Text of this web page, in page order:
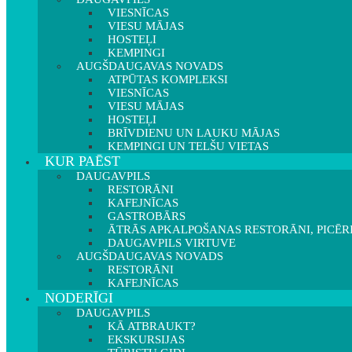
VIESNĪCAS
VIESU MĀJAS
HOSTEĻI
KEMPINGI
AUGŠDAUGAVAS NOVADS
ATPŪTAS KOMPLEKSI
VIESNĪCAS
VIESU MĀJAS
HOSTEĻI
BRĪVDIENU UN LAUKU MĀJAS
KEMPINGI UN TELŠU VIETAS
KUR PAĒST
DAUGAVPILS
RESTORĀNI
KAFEJNĪCAS
GASTROBĀRS
ĀTRĀS APKALPOŠANAS RESTORĀNI,
DAUGAVPILS VIRTUVE
AUGŠDAUGAVAS NOVADS
RESTORĀNI
KAFEJNĪCAS
NODERĪGI
DAUGAVPILS
KĀ ATBRAUKT?
EKSKURSIJAS